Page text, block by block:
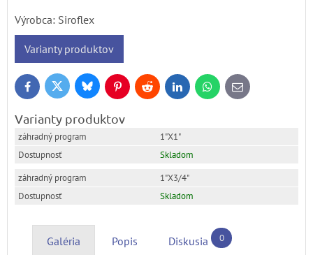
Výrobca: Siroflex
Varianty produktov
FacebookTwitter BlueskyPinterestReddit LinkedInWhatsApp
E-
mail
Varianty produktov
1"X1"
Skladom
1"X3/4"
Skladom
Galéria Popis Diskusia 0